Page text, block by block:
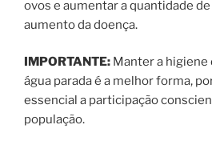
ovos e aumentar a quantidade
aumento da doença.
IMPORTANTE: Manter a higiene
água parada é a melhor forma,
essencial a participação
população.